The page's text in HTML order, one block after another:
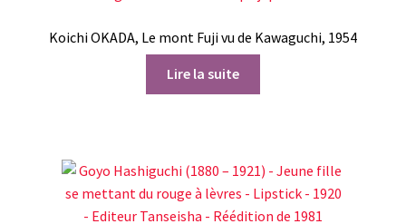
Koichi OKADA, Le mont Fuji vu de Kawaguchi, 1954
Lire la suite